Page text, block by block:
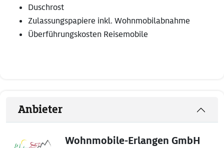
Duschrost
Zulassungspapiere inkl. Wohnmobilabnahme
Überführungskosten Reisemobile
Anbieter
Wohnmobile-Erlangen GmbH